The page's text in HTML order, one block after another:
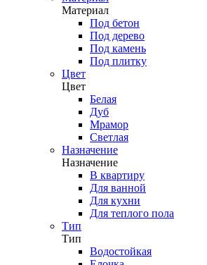
Материал
Под бетон
Под дерево
Под камень
Под плитку
Цвет
Цвет
Белая
Дуб
Мрамор
Светлая
Назначение
Назначение
В квартиру
Для ванной
Для кухни
Для теплого пола
Тип
Тип
Водостойкая